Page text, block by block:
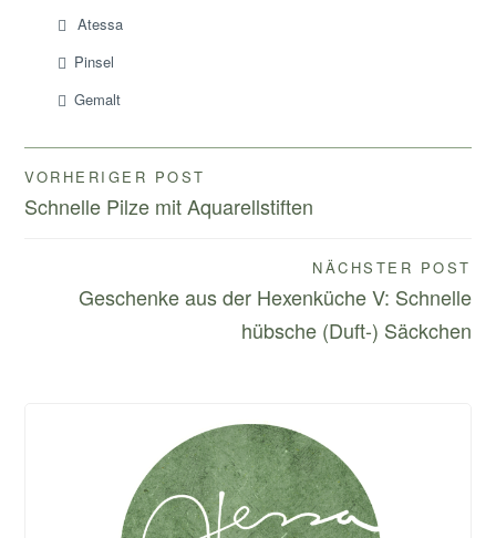
Atessa
Pinsel
Gemalt
Beitragsnavigation
VORHERIGER POST
Schnelle Pilze mit Aquarellstiften
NÄCHSTER POST
Geschenke aus der Hexenküche V: Schnelle
hübsche (Duft-) Säckchen